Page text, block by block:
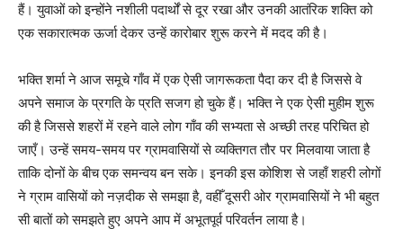
हैं। युवाओं को इन्होंने नशीली पदार्थों से दूर रखा और उनकी आतंरिक शक्ति को
एक सकारात्मक ऊर्जा देकर उन्हें कारोबार शुरू करने में मदद की है।
भक्ति शर्मा ने आज समूचे गाँव में एक ऐसी जागरूकता पैदा कर दी है जिससे वे
अपने समाज के प्रगति के प्रति सजग हो चुके हैं। भक्ति ने एक ऐसी मुहीम शुरू
की है जिससे शहरों में रहने वाले लोग गाँव की सभ्यता से अच्छी तरह परिचित हो
जाएँ। उन्हें समय-समय पर ग्रामवासियों से व्यक्तिगत तौर पर मिलवाया जाता है
ताकि दोनों के बीच एक समन्वय बन सके। इनकी इस कोशिश से जहाँ शहरी लोगों
ने ग्राम वासियों को नज़दीक से समझा है, वहीँ दूसरी ओर ग्रामवासियों ने भी बहुत
सी बातों को समझते हुए अपने आप में अभूतपूर्व परिवर्तन लाया है।